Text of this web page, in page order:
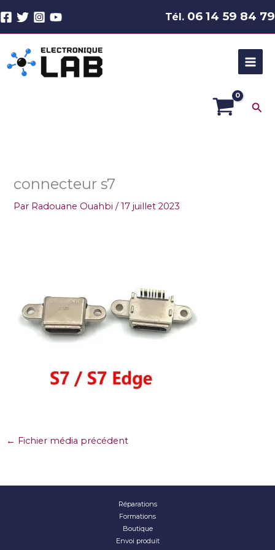
au
Tél. 06 14 59 84 79
connecteur s7
Par Radouane Ouahbi/17 juillet 2023
← Fichier média précédent
Réparations
Formations
Boutique
Envoi produit